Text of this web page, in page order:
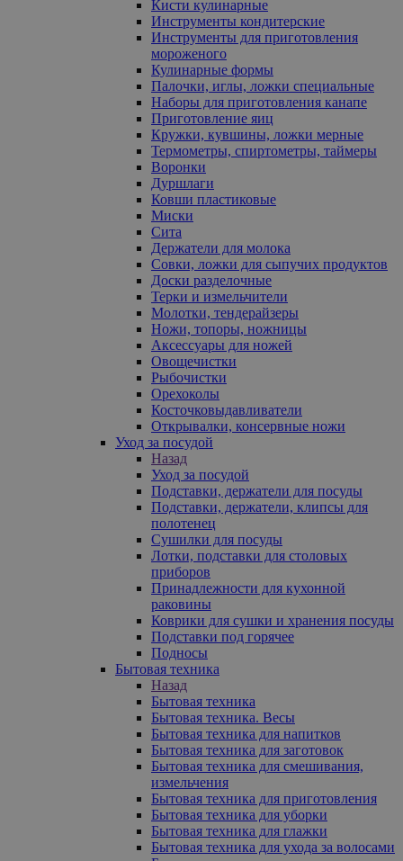
Кисти кулинарные
Инструменты кондитерские
Инструменты для приготовления
мороженого
Кулинарные формы
Палочки, иглы, ложки специальные
Наборы для приготовления канапе
Приготовление яиц
Кружки, кувшины, ложки мерные
Термометры, спиртометры, таймеры
Воронки
Дуршлаги
Ковши пластиковые
Миски
Сита
Держатели для молока
Совки, ложки для сыпучих продуктов
Доски разделочные
Терки и измельчители
Молотки, тендерайзеры
Ножи, топоры, ножницы
Аксессуары для ножей
Овощечистки
Рыбочистки
Орехоколы
Косточковыдавливатели
Открывалки, консервные ножи
Уход за посудой
Назад
Уход за посудой
Подставки, держатели для посуды
Подставки, держатели, клипсы для
полотенец
Сушилки для посуды
Лотки, подставки для столовых
приборов
Принадлежности для кухонной
раковины
Коврики для сушки и хранения посуды
Подставки под горячее
Подносы
Бытовая техника
Назад
Бытовая техника
Бытовая техника. Весы
Бытовая техника для напитков
Бытовая техника для заготовок
Бытовая техника для смешивания,
измельчения
Бытовая техника для приготовления
Бытовая техника для уборки
Бытовая техника для глажки
Бытовая техника для ухода за волосами